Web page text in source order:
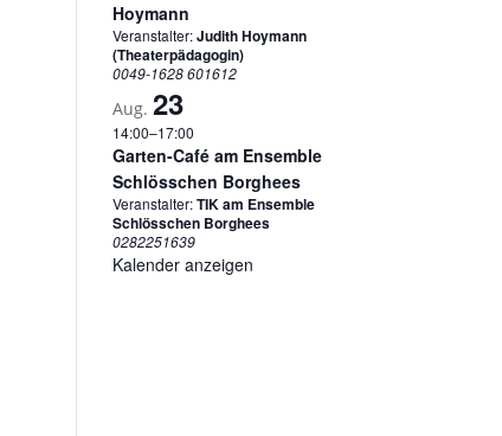
Hoymann
Veranstalter:Judith Hoymann
(Theaterpädagogin)
0049-1628 601612
Aug.23
14:00–17:00
Garten-Café am Ensemble
Schlösschen Borghees
Veranstalter:TIK am Ensemble
Schlösschen Borghees
0282251639
Kalender anzeigen